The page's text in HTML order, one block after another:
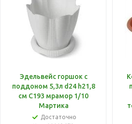
Эдельвейс горшок с
поддоном 5,3л d24 h21,8
см С193 мрамор 1/10
Мартика
Достаточно